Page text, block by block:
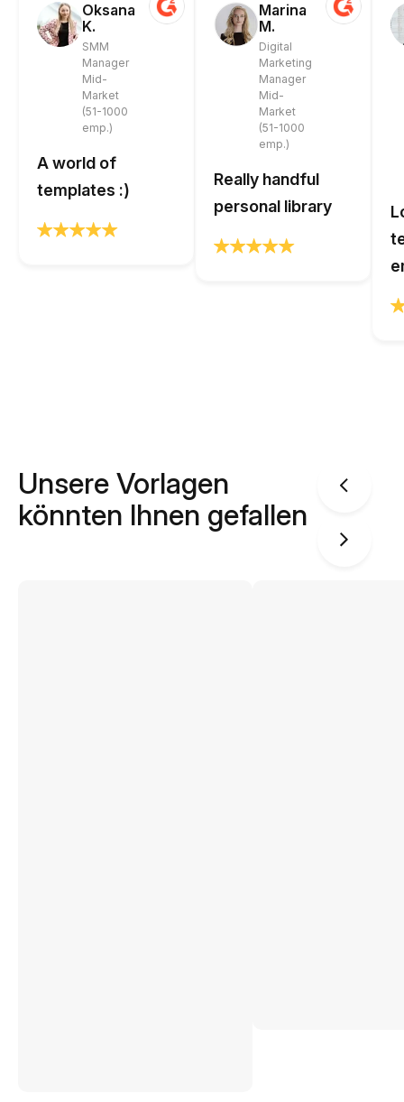
Oksana
K.
SMM
Manager
Mid-
Market
(51-1000
emp.)
A world of
templates :)
Marina
M.
Digital
Marketing
Manager
Mid-
Market
(51-1000
emp.)
Really handful
personal library
Unsere Vorlagen
könnten Ihnen gefallen